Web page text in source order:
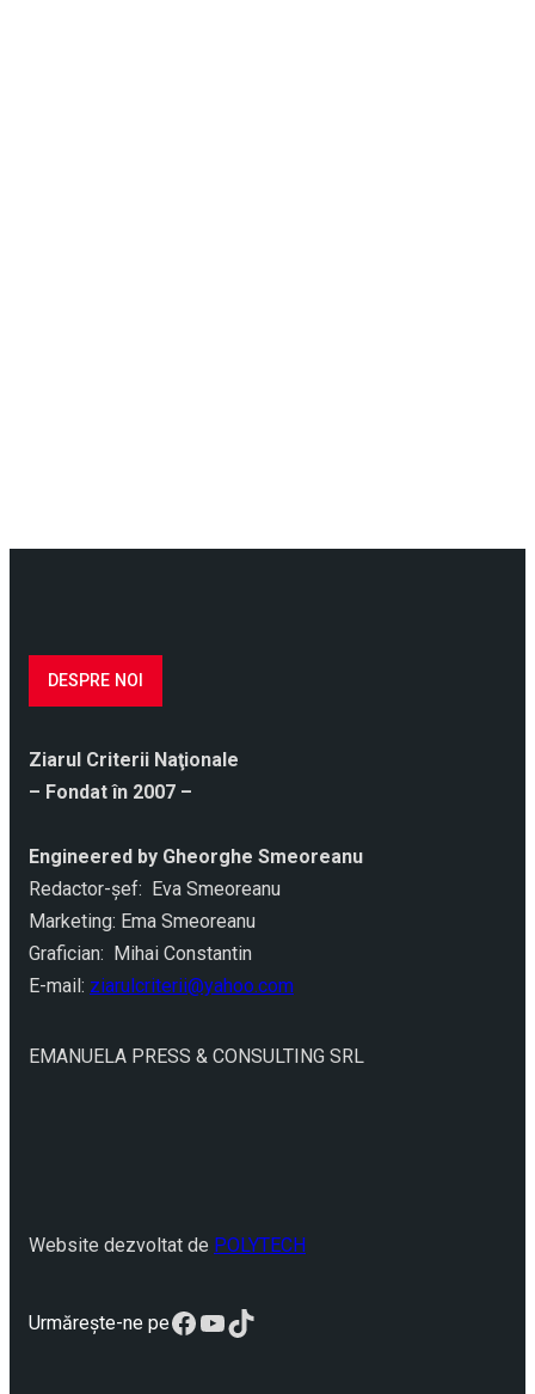
DESPRE NOI
Ziarul Criterii Naţionale
– Fondat în 2007 –
Engineered by Gheorghe Smeoreanu
Redactor-şef: Eva Smeoreanu
Marketing: Ema Smeoreanu
Grafician: Mihai Constantin
E-mail: ziarulcriterii@yahoo.com
EMANUELA PRESS & CONSULTING SRL
Website dezvoltat de POLYTECH
Urmărește-ne peFacebook
YouTube
TikTok